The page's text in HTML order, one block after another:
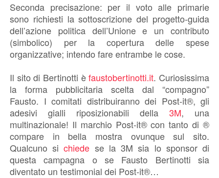
Seconda precisazione: per il voto alle primarie
sono richiesti la sottoscrizione del progetto-guida
dell’azione politica dell’Unione e un contributo
(simbolico) per la copertura delle spese
organizzative; intendo fare entrambe le cose.
Il sito di Bertinotti èfaustobertinotti.it. Curiosissima
la forma pubblicitaria scelta dal “compagno”
Fausto. I comitati distribuiranno dei Post-it®, gli
adesivi gialli riposizionabili della 3M, una
multinazionale! Il marchio Post-it® con tanto di ®
compare in bella mostra ovunque sul sito.
Qualcuno sichiede se la 3M sia lo sponsor di
questa campagna o se Fausto Bertinotti sia
diventato un testimonial dei Post-it®…